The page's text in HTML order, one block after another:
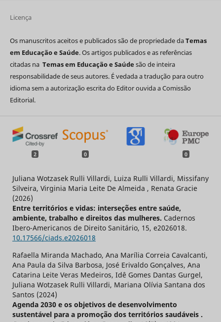
Licença
Os manuscritos aceitos e publicados são de propriedade daTemas
em Educação e Saúde. Os artigos publicados e as referências
citadas na Temas em Educação e Saúde são de inteira
responsabilidade de seus autores. É vedada a tradução para outro
idioma sem a autorização escrita do Editor ouvida a Comissão
Editorial.
2 0 0
Juliana Wotzasek Rulli Villardi, Luiza Rulli Villardi, Missifany
Silveira, Virginia Maria Leite De Almeida , Renata Gracie
(2026)
Entre territórios e vidas: interseções entre saúde,
ambiente, trabalho e direitos das mulheres. Cadernos
Ibero-Americanos de Direito Sanitário, 15, e2026018.
10.17566/ciads.e2026018
Rafaella Miranda Machado, Ana Marília Correia Cavalcanti,
Ana Paula da Silva Barbosa, José Erivaldo Gonçalves, Ana
Catarina Leite Veras Medeiros, Idê Gomes Dantas Gurgel,
Juliana Wotzasek Rulli Villardi, Mariana Olívia Santana dos
Santos (2024)
Agenda 2030 e os objetivos de desenvolvimento
sustentável para a promoção dos territórios saudáveis .